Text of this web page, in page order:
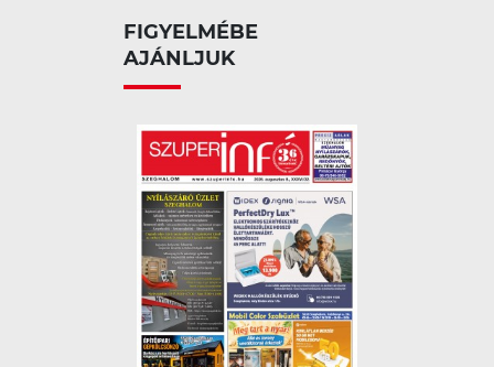
FIGYELMÉBE
AJÁNLJUK